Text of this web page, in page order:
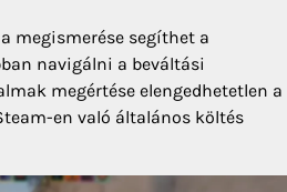
megismerése segíthet a
navigálni a beváltási
megértése elengedhetetlen a
en való általános költés